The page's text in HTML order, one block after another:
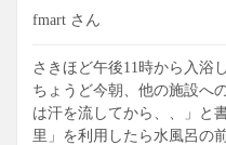
fmart さん
さきほど午後11時から入浴
ちょうど今朝、他の施設へ
は汗を流してから、、」と
里」を利用したら水風呂の